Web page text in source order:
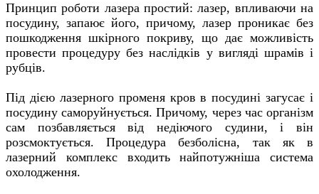
Принцип роботи лазера простий: лазер, впливаючи на
посудину, запаює його, причому, лазер проникає без
пошкодження шкірного покриву, що дає можливість
провести процедуру без наслідків у вигляді шрамів і
рубців.
Під дією лазерного променя кров в посудині загусає і
посудину саморуйнується. Причому, через час організм
сам позбавляється від недіючого судини, і він
розсмоктується. Процедура безболісна, так як в
лазерний комплекс входить найпотужніша система
охолодження.